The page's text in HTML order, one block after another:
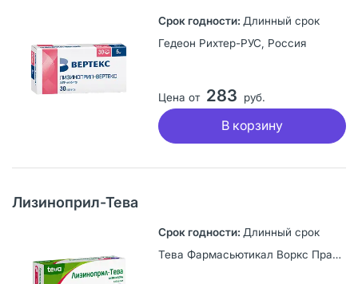
Длинный срок
Гедеон Рихтер-РУС, Россия
Цена от 283 руб.
В корзину
Лизиноприл-Тева
Длинный срок
Тева Фармасьютикал Воркс Прайвэт Лимитед Компани, Венгрия